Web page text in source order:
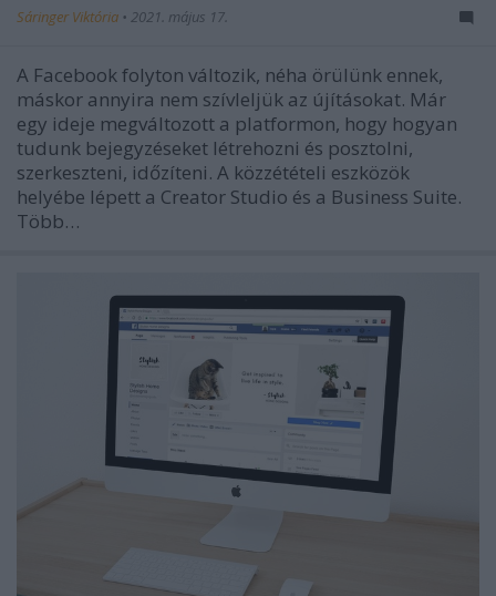
Sáringer Viktória • 2021. május 17.
A Facebook folyton változik, néha örülünk ennek,
máskor annyira nem szívleljük az újításokat. Már
egy ideje megváltozott a platformon, hogy hogyan
tudunk bejegyzéseket létrehozni és posztolni,
szerkeszteni, időzíteni. A közzétételi eszközök
helyébe lépett a Creator Studio és a Business Suite.
Több…